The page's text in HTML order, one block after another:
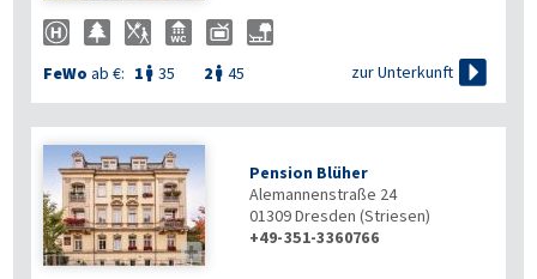
FeWo ab €: 1  35 2  45 zur Unterkunft 

Pension Blüher
Alemannenstraße 24
01309Dresden (Striesen)
+49-351-3360766